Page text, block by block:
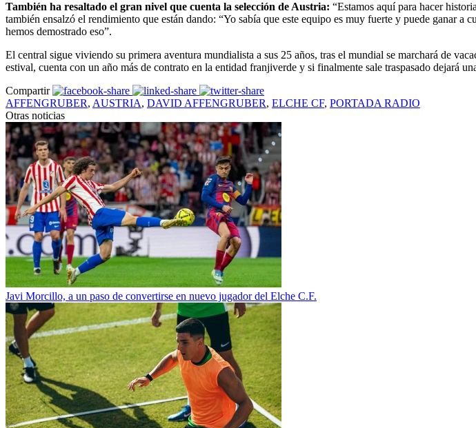
También ha resaltado el gran nivel que cuenta la selección de Austria: “Estamos aquí para hacer
también ensalzó el rendimiento que están dando: “Yo sabía que este equipo es muy fuerte y puede ganar
hemos demostrado eso”.
El central sigue viviendo su primera aventura mundialista a sus 25 años, tras el mundial se marchará de
estival, cuenta con un año más de contrato en la entidad franjiverde y si finalmente sale traspasado dejará
Compartir
AFFENGRUBER, AUSTRIA, DAVID AFFENGRUBER, ELCHE CF, PORTADA RADIO
Otras noticias
Javi Morcillo, a un paso de convertirse en nuevo jugador del Elche C.F.